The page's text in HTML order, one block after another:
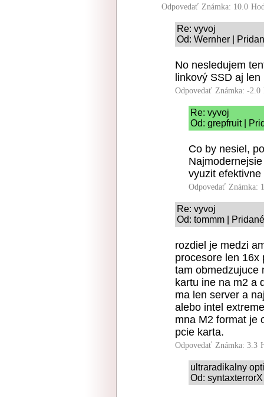
Odpovedať Známka: 10.0
Re: vyvoj
Od: Wernher |
No nesledujem
linkový SSD aj
Odpovedať Známka: -2.0
Re: vyvoj
Od: grepfruit |
Co by nesiel,
vyuzit
Odpovedať Známka:
Re: vyvoj
Od: tommm |
rozdiel je medzi
procesore len 16x
tam obmedzujuce
kartu ine na m2 a
ma len server a
alebo intel
mna M2 format je
pcie karta.
Odpovedať Známka: 3.3
ultraradikalny
Od: